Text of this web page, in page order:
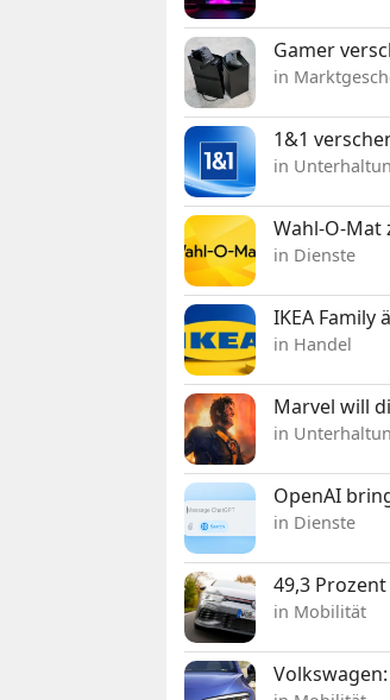
Gamer
in
1&1
in
Wahl-O-Mat
in Dienste
IKEA
in Handel
Marvel will
in
OpenAI
in Dienste
49,3
in Mobilität